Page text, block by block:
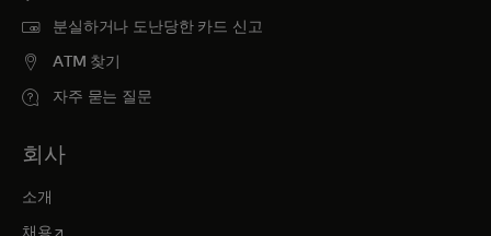
분실하거나 도난당한 카드 신고
ATM 찾기
자주 묻는 질문
회사
소개
채용새 탭에서 열림